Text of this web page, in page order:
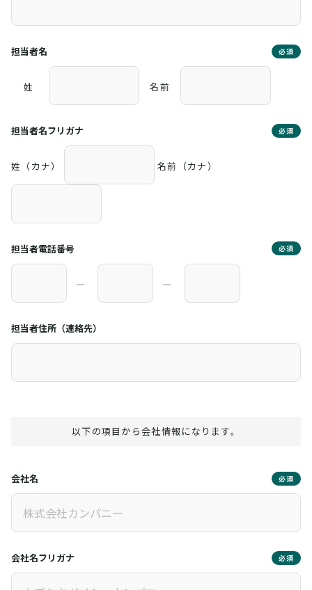
担当者名 必須
姓 名前
担当者名フリガナ 必須
姓（カナ） 名前（カナ）
担当者電話番号 必須
― ―
担当者住所（連絡先）
以下の項目から会社情報になります。
会社名 必須
会社名フリガナ 必須